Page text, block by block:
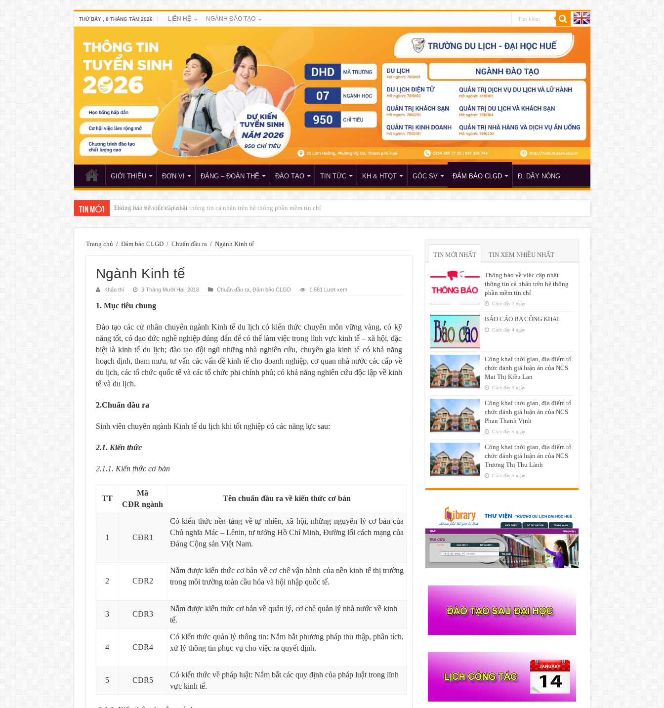
THỨ BẢY , 8 THÁNG TÁM 2026 LIÊN HỆ NGÀNH ĐÀO TẠO
GIỚI THIỆU ĐƠN VỊ ĐẢNG – ĐOÀN THỂ ĐÀO TẠO TIN TỨC KH & HTQT GÓC SV ĐẢM BẢO CLGD Đ. DÂY NÓNG
TIN MỚI BÁO CÁO BA CÔNG KHAI
Trang chủ / Đảm bảo CLGD / Chuẩn đầu ra / Ngành Kinh tế
Ngành Kinh tế
Khảo thí 3 Tháng Mười Hai, 2018 Chuẩn đầu ra, Đảm bảo CLGD 1,581 Lượt xem
1. Mục tiêu chung
Đào tạo các cử nhân chuyên ngành Kinh tế du lịch có kiến thức chuyên môn vững vàng, có kỹ
năng tốt, có đạo đức nghề nghiệp đúng đắn để có thể làm việc trong lĩnh vực kinh tế – xã hội, đặc
biệt là kinh tế du lịch; đào tạo đội ngũ những nhà nghiên cứu, chuyên gia kinh tế có khả năng
hoạch định, tham mưu, tư vấn các vấn đề kinh tế cho doanh nghiệp, cơ quan nhà nước các cấp về
du lịch, các tổ chức quốc tế và các tổ chức phi chính phủ; có khả năng nghiên cứu độc lập về kinh
tế và du lịch.
2.Chuẩn đầu ra
Sinh viên chuyên ngành Kinh tế du lịch khi tốt nghiệp có các năng lực sau:
2.1. Kiến thức
2.1.1. Kiến thức cơ bản
TT
Mã
CĐR ngành
Tên chuẩn đầu ra về kiến thức cơ bản
1 CĐR1
Có kiến thức nền tảng về tự nhiên, xã hội, những nguyên lýcơ bản của
Chủ nghĩa Mác – Lênin, tư tưởng Hồ Chí Minh, Đườnglối cách mạng của
Đảng Cộng sản Việt Nam.
2 CĐR2
Nắm được kiến thức cơ bản về cơ chế vận hành của nền kinh tế thịtrường
trong môi trường toàn cầu hóa và hội nhập quốc tế.
3 CĐR3
Nắm được kiến thức cơ bản về quản lý, cơ chế quản lý nhà nước về kinh
tế.
4 CĐR4
Có kiến thức quản lý thông tin: Nắm bắt phương pháp thu thập, phân tích,
xử lý thông tin phục vụ cho việc ra quyết định.
5 CĐR5
Có kiến thức về pháp luật: Nắm bắt các quy định của pháp luật trong lĩnh
vực kinh tế.
TIN MỚI NHẤT TIN XEM NHIỀU NHẤT
Thông báo về việc cập nhật
thông tin cá nhân trên hệ thống
phần mềm tín chỉ
Cách đây 2 ngày
BÁO CÁO BA CÔNG KHAI
Cách đây 4 ngày
Công khai thời gian, địa điểm tổ
chức đánh giá luận án của NCS
Mai Thị Kiều Lan
Cách đây 5 ngày
Công khai thời gian, địa điểm tổ
chức đánh giá luận án của NCS
Phan Thanh Vịnh
Cách đây 5 ngày
Công khai thời gian, địa điểm tổ
chức đánh giá luận án của NCS
Trương Thị Thu Lành
Cách đây 5 ngày